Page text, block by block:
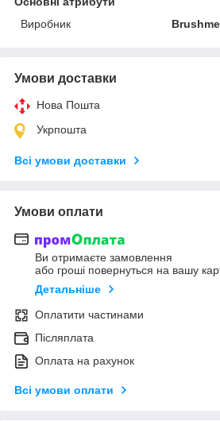
Виробник
Brushme
Умови доставки
Нова Пошта
Укрпошта
Всі умови доставки
Умови оплати
Ви отримаєте замовлення
або гроші повернуться на вашу
Детальніше
Оплатити частинами
Післяплата
Оплата на рахунок
Всі умови оплати